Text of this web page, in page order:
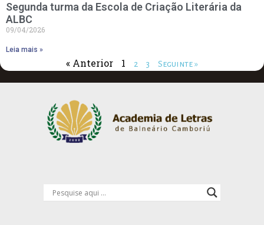
Segunda turma da Escola de Criação Literária da
ALBC
09/04/2026
Leia mais »
« Anterior 1 2 3 Seguinte »